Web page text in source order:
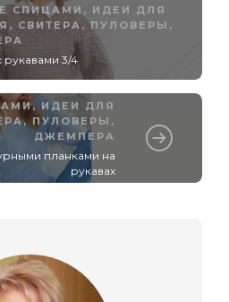
СПИЦАМИ , ИДЕИ ДЛЯ
, СВИТЕРА, ПУЛОВЕРЫ,
рукавами 3/4
, ИДЕИ ДЛЯ
ПУЛОВЕРЫ,
ДЖЕМПЕРА
планками на
рукавах